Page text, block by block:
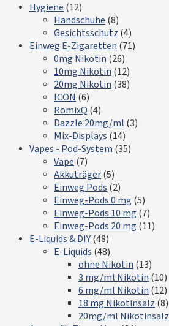
Hygiene (12)
Handschuhe (8)
Gesichtsschutz (4)
Einweg E-Zigaretten (71)
0mg Nikotin (26)
10mg Nikotin (12)
20mg Nikotin (38)
ICON (6)
RomixQ (4)
Dazzle 20mg/ml (3)
Mix-Displays (14)
Vapes - Pod-System (35)
Vape (7)
Akkuträger(5)
Einweg Pods (2)
Einweg-Pods 0 mg (5)
Einweg-Pods 10 mg (7)
Einweg-Pods 20 mg (11)
E-Liquids & DIY(48)
E-Liquids (48)
ohne Nikotin (13)
3 mg/ml Nikotin (10)
6 mg/ml Nikotin (12)
18 mg Nikotinsalz (8)
20mg/ml Nikotinsalz